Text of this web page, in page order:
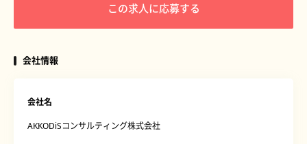
この求人に応募する
会社情報
会社名
AKKODiSコンサルティング株式会社